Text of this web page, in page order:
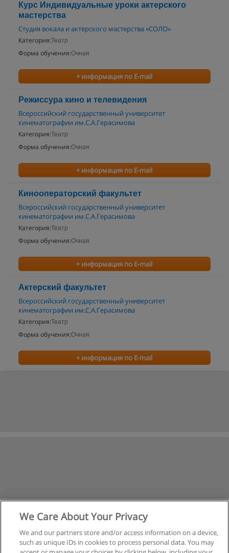
Курс Индивидуальные уроки актерского
мастерства
Студия вокала и актерского мастерства «СОЛО»
Категория:Театр
Форма обучения:Очная
+ информация по E-mail
Режиссура кино и телевидения
Всероссийский государственный университет
кинематографии им.С.А.Герасимова
Категория:Театр
Форма обучения:Очная
+ информация по E-mail
Кинооператорский факультет
Всероссийский государственный университет
кинематографии им.С.А.Герасимова
Категория:Театр
Форма обучения:Очная
+ информация по E-mail
Актерский факультет
Всероссийский государственный университет
кинематографии им.С.А.Герасимова
Категория:Театр
Форма обучения:Очная
+ информация по E-mail
We Care About Your Privacy
We and our partners store and/or access information on a device,
such as unique IDs in cookies to process personal data. You may